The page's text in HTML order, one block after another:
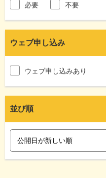
必要 不要
ウェブ申し込み
ウェブ申し込みあり
並び順